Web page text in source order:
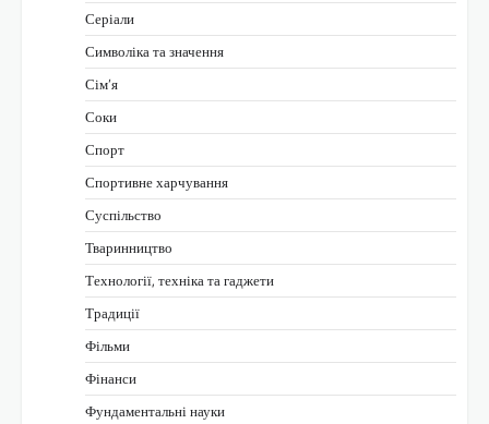
Серіали
Символіка та значення
Сім’я
Соки
Спорт
Спортивне харчування
Суспільство
Тваринництво
Технології, техніка та гаджети
Традиції
Фільми
Фінанси
Фундаментальні науки